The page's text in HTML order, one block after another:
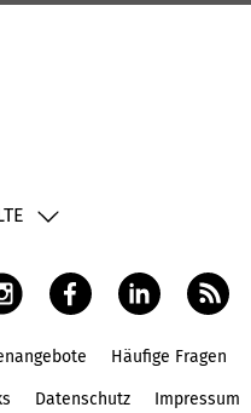
Häufige Fragen
Datenschutz Impressum